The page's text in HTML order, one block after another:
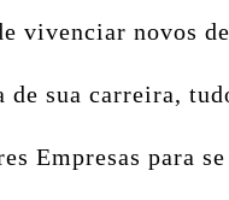
vivenciar novos
de sua carreira,
Empresas para